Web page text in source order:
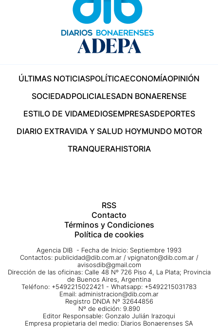
ÚLTIMAS NOTICIASPOLÍTICAECONOMÍAOPINIÓN
SOCIEDADPOLICIALESADN BONAERENSE
ESTILO DE VIDAMEDIOSEMPRESASDEPORTES
DIARIO EXTRAVIDA Y SALUD HOYMUNDO MOTOR
TRANQUERAHISTORIA
RSS
Contacto
Términos y Condiciones
Política de cookies
Agencia DIB - Fecha de Inicio: Septiembre 1993
Contactos: publicidad@dib.com.ar / vpignaton@dib.com.ar /
avisosdib@gmail.com
Dirección de las oficinas: Calle 48 Nº 726 Piso 4, La Plata; Provincia
de Buenos Aires, Argentina
Teléfono: +5492215022421 - Whatsapp: +5492215031783
Email: administracion@dib.com.ar
Registro DNDA Nº 32644856
Nº de edición: 9.890
Editor Responsable: Gonzalo Julián Irazoqui
Empresa propietaria del medio: Diarios Bonaerenses SA